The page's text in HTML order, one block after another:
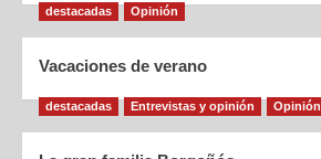
destacadas Opinión
Vacaciones de verano
destacadas Entrevistas y opinión Opinión